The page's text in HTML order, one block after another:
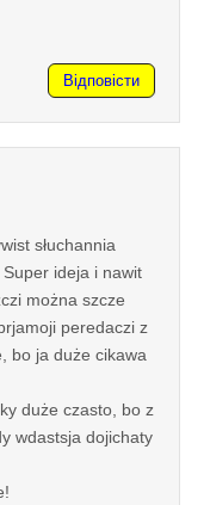
Відповісти
słuchannia
Super ideja i nawit
można szcze
peredaczi z
bo ja duże cikawa
duże czasto, bo z
wdastsja dojichaty